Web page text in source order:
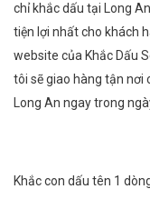
chỉ khắc dấu tại Long
tiện lợi nhất cho khách
website của Khắc Dấu
tôi sẽ giao hàng tận nơi
Long An ngay trong
Khắc con dấu tên 1